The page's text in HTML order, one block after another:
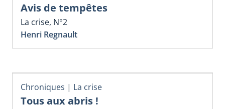
Avis de tempêtes
La crise, N°2
Henri Regnault
Chroniques | La crise
Tous aux abris !